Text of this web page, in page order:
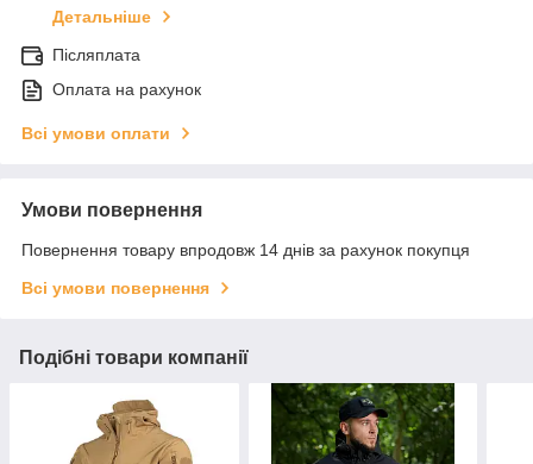
Детальніше
Післяплата
Оплата на рахунок
Всі умови оплати
Умови повернення
Повернення товару впродовж 14 днів за рахунок покупця
Всі умови повернення
Подібні товари компанії